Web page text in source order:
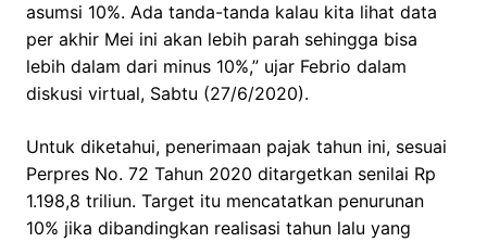
asumsi 10%. Ada tanda-tanda kalau kita lihat data
per akhir Mei ini akan lebih parah sehingga bisa
lebih dalam dari minus 10%,” ujar Febrio dalam
diskusi virtual, Sabtu (27/6/2020).
Untuk diketahui, penerimaan pajak tahun ini, sesuai
Perpres No. 72 Tahun 2020 ditargetkan senilai Rp
1.198,8 triliun. Target itu mencatatkan penurunan
10% jika dibandingkan realisasi tahun lalu yang